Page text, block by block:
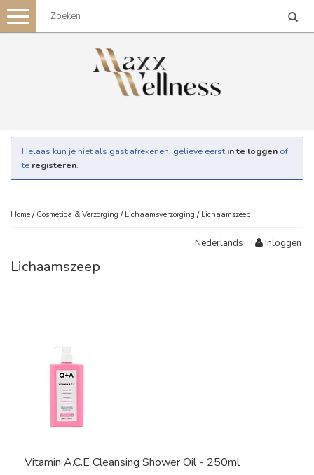
Toggle
navigation
Helaas kun je niet als gast afrekenen, gelieve eerst in te loggen of
te registeren.
Home / Cosmetica & Verzorging / Lichaamsverzorging / Lichaamszeep
Nederlands Inloggen
Lichaamszeep
Vitamin A.C.E Cleansing Shower Oil - 250ml